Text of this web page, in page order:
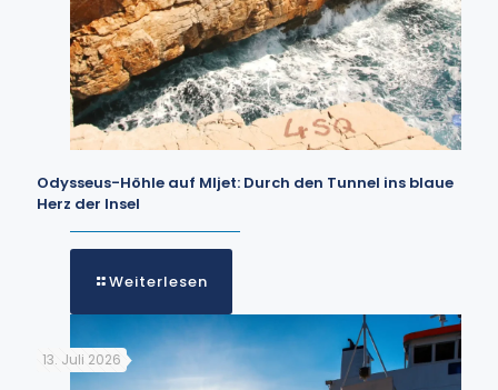
Odysseus-Höhle auf Mljet: Durch den Tunnel ins blaue
Herz der Insel
Weiterlesen
13. Juli 2026